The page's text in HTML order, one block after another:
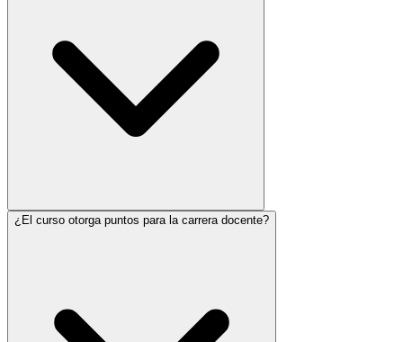
¿El curso otorga puntos para la carrera docente?